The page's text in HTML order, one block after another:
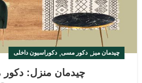
چیدمان میز ,دکور مسی,دکوراسیون داخلی
چیدمان منزل: دکور